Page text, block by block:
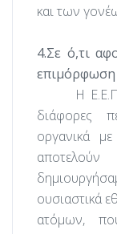
και των
4.Σε ό,τι
επιμόρφωση
Η
διάφορες
οργανικά
ουσιαστικά
ατόμων,